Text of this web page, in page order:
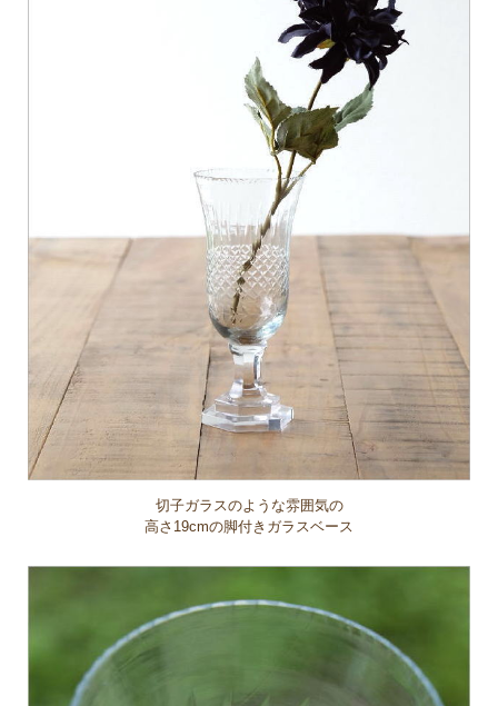
切子ガラスのような雰囲気の
高さ19cmの脚付きガラスベース